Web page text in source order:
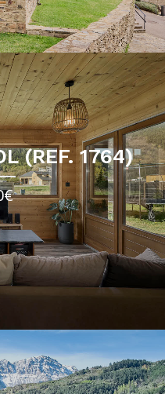
(REF. 1764)